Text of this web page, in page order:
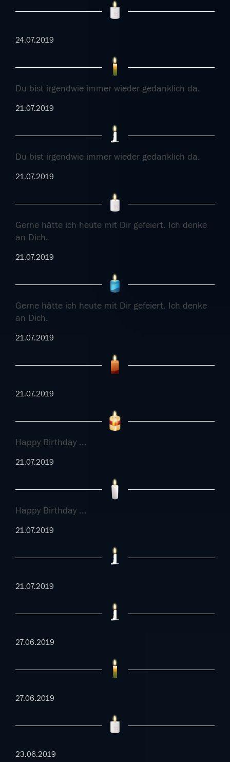
24.07.2019
Du bist irgendwie immer wieder gedanklich da.
21.07.2019
Du bist irgendwie immer wieder gedanklich da.
21.07.2019
Gerne hätte ich heute mit Dir gefeiert. Ich denke
an Dich.
21.07.2019
Gerne hätte ich heute mit Dir gefeiert. Ich denke
an Dich.
21.07.2019
21.07.2019
Happy Birthday ...
21.07.2019
Happy Birthday ...
21.07.2019
21.07.2019
27.06.2019
27.06.2019
23.06.2019